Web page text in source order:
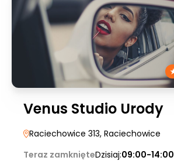
Venus Studio Urody
Raciechowice 313, Raciechowice
Teraz zamknięteDzisiaj:09:00-14:00